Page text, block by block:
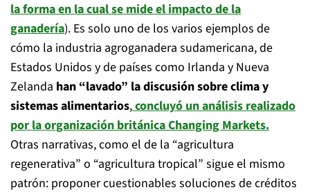
la forma en la cual se mide el impacto de la
ganadería). Es solo uno de los varios ejemplos de
cómo la industria agroganadera sudamericana, de
Estados Unidos y de países como Irlanda y Nueva
Zelanda han “lavado” la discusión sobre clima y
sistemas alimentarios,concluyó un análisis realizado
por la organización británica Changing Markets.
Otras narrativas, como el de la “agricultura
regenerativa” o “agricultura tropical” sigue el mismo
patrón: proponer cuestionables soluciones de créditos